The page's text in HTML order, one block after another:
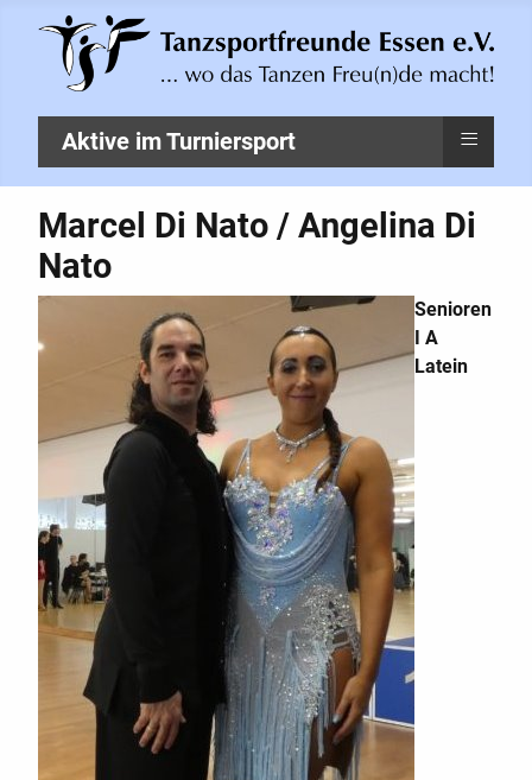
Aktive im Turniersport ≡
Marcel Di Nato / Angelina Di
Nato
Senioren
I A
Latein